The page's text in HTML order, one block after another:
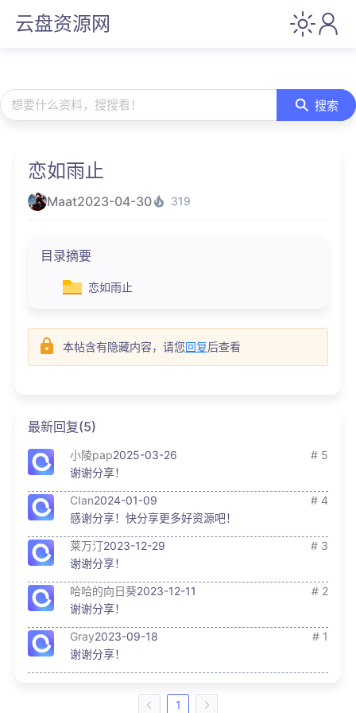
云盘资源网
想要什么资料，搜搜看！ 搜索
恋如雨止
Maat2023-04-30 319
目录摘要
恋如雨止
本帖含有隐藏内容，请您回复后查看
最新回复(5)
小陵pap2025-03-26
# 5
谢谢分享！
CIan2024-01-09
# 4
感谢分享！快分享更多好资源吧！
莱万汀2023-12-29
# 3
谢谢分享！
哈哈的向日葵2023-12-11
# 2
谢谢分享！
Gray2023-09-18
# 1
谢谢分享！
1